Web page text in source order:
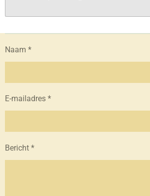
Naam *
E-mailadres *
Bericht *